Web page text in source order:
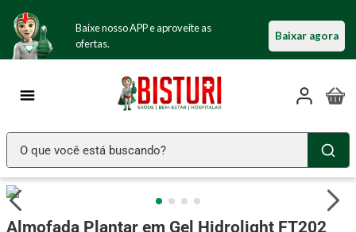
Baixe nosso APP e aproveite as
ofertas.
Baixar agora
O que você está buscando?
Almofada Plantar em Gel Hidrolight FT202